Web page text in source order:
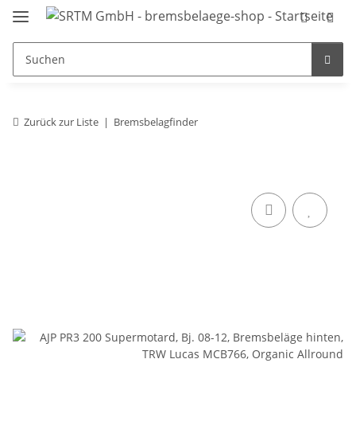
Zurück zur Liste Bremsbelagfinder